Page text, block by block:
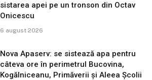
sistarea apei pe un tronson din Octav
Onicescu
6 august 2026
Nova Apaserv: se sistează apa pentru
câteva ore în perimetrul Bucovina,
Kogălniceanu, Primăverii și Aleea Școlii